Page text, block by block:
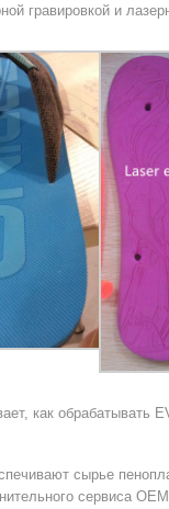
гравировкой и
как обрабатывать
сырье
сервиса OEM